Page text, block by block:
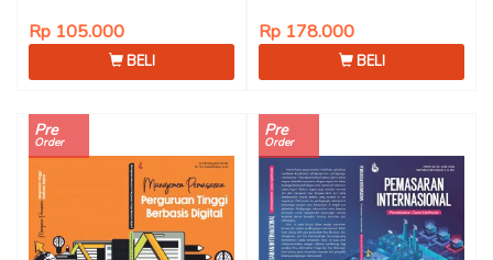
Rp 105.000
BELI
Rp 178.000
BELI
Pre
Order
Pre
Order